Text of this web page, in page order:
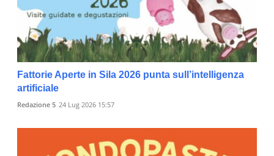
Fattorie Aperte in Sila 2026 punta sull’intelligenza
artificiale
Redazione 5 24 Lug 2026 15:57